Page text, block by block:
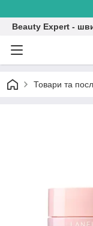
Beauty Expert -
Товари та